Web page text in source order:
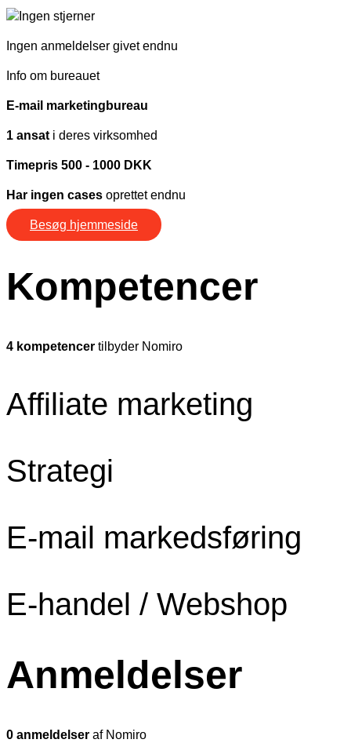
Ingen anmeldelser givet endnu
Info om bureauet
E-mail marketingbureau
1 ansat i deres virksomhed
Timepris 500 - 1000 DKK
Har ingen cases oprettet endnu
Besøg hjemmeside
Kompetencer
4 kompetencer tilbyder Nomiro
Affiliate marketing
Strategi
E-mail markedsføring
E-handel / Webshop
Anmeldelser
0 anmeldelser af Nomiro